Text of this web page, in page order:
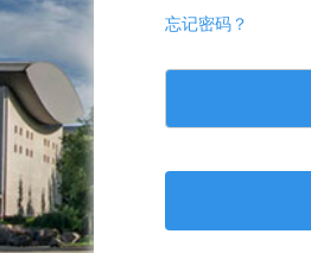
忘记密码？